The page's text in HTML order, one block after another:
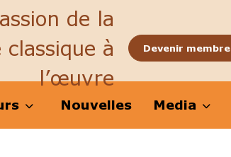
de la
à
l’œuvre
Devenir membre
Nouvelles Media